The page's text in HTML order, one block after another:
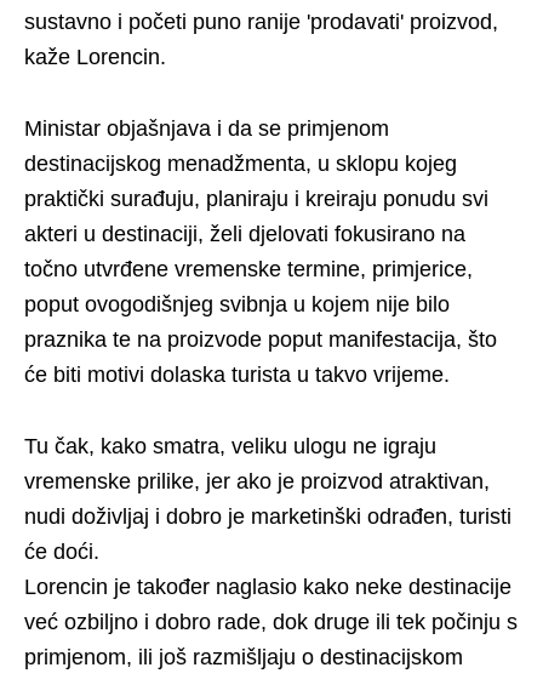
sustavno i početi puno ranije 'prodavati' proizvod,
kaže Lorencin.
Ministar objašnjava i da se primjenom
destinacijskog menadžmenta, u sklopu kojeg
praktički surađuju, planiraju i kreiraju ponudu svi
akteri u destinaciji, želi djelovati fokusirano na
točno utvrđene vremenske termine, primjerice,
poput ovogodišnjeg svibnja u kojem nije bilo
praznika te na proizvode poput manifestacija, što
će biti motivi dolaska turista u takvo vrijeme.
Tu čak, kako smatra, veliku ulogu ne igraju
vremenske prilike, jer ako je proizvod atraktivan,
nudi doživljaj i dobro je marketinški odrađen, turisti
će doći.
Lorencin je također naglasio kako neke destinacije
već ozbiljno i dobro rade, dok druge ili tek počinju s
primjenom, ili još razmišljaju o destinacijskom